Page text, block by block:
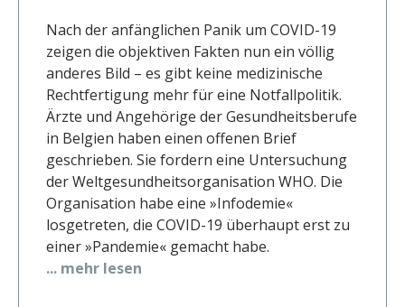
Nach der anfänglichen Panik um COVID-19
zeigen die objektiven Fakten nun ein völlig
anderes Bild – es gibt keine medizinische
Rechtfertigung mehr für eine Notfallpolitik.
Ärzte und Angehörige der Gesundheitsberufe
in Belgien haben einen offenen Brief
geschrieben. Sie fordern eine Untersuchung
der Weltgesundheitsorganisation WHO. Die
Organisation habe eine »Infodemie«
losgetreten, die COVID-19 überhaupt erst zu
einer »Pandemie« gemacht habe.
... mehr lesen